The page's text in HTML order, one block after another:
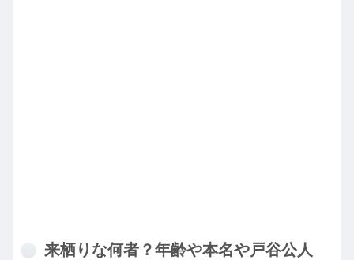
来栖りな何者？年齢や本名や戸谷公人